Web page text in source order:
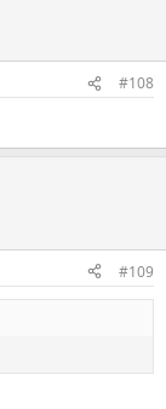
#108
#109